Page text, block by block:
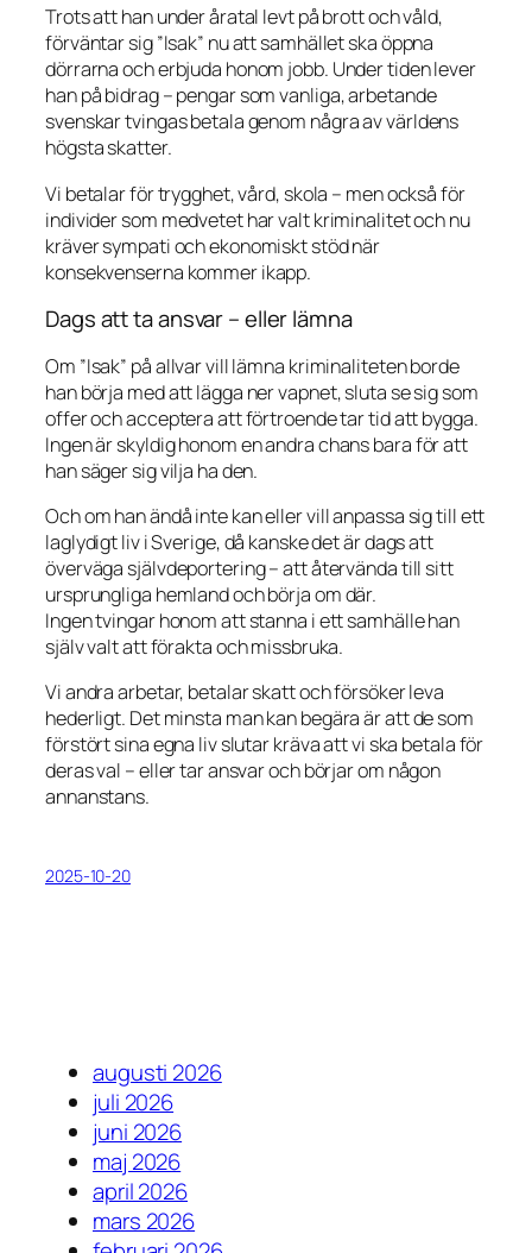
Trots att han under åratal levt på brott och våld,
förväntar sig ”Isak” nu att samhället ska öppna
dörrarna och erbjuda honom jobb. Under tiden lever
han på bidrag – pengar som vanliga, arbetande
svenskar tvingas betala genom några av världens
högsta skatter.
Vi betalar för trygghet, vård, skola – men också för
individer som medvetet har valt kriminalitet och nu
kräver sympati och ekonomiskt stöd när
konsekvenserna kommer ikapp.
Dags att ta ansvar – eller lämna
Om ”Isak” på allvar vill lämna kriminaliteten borde
han börja med att lägga ner vapnet, sluta se sig som
offer och acceptera att förtroende tar tid att bygga.
Ingen är skyldig honom en andra chans bara för att
han säger sig vilja ha den.
Och om han ändå inte kan eller vill anpassa sig till ett
laglydigt liv i Sverige, då kanske det är dags att
överväga självdeportering – att återvända till sitt
ursprungliga hemland och börja om där.
Ingen tvingar honom att stanna i ett samhälle han
själv valt att förakta och missbruka.
Vi andra arbetar, betalar skatt och försöker leva
hederligt. Det minsta man kan begära är att de som
förstört sina egna liv slutar kräva att vi ska betala för
deras val – eller tar ansvar och börjar om någon
annanstans.
2025-10-20
augusti 2026
juli 2026
juni 2026
maj 2026
april 2026
mars 2026